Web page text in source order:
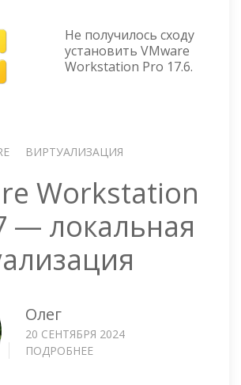
УСТАНОВКЕ
VMWARE
WORKSTATION
Не получилось сходу
установить VMware
Workstation Pro 17.6.
ВИРТУАЛИЗАЦИЯ
Workstation
— локальная
Олег
20 СЕНТЯБРЯ 2024
ПОДРОБНЕЕ